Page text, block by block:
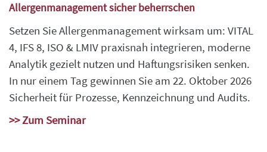
Allergenmanagement sicher beherrschen
Setzen Sie Allergenmanagement wirksam um: VITAL
4, IFS 8, ISO & LMIV praxisnah integrieren, moderne
Analytik gezielt nutzen und Haftungsrisiken senken.
In nur einem Tag gewinnen Sie am 22. Oktober 2026
Sicherheit für Prozesse, Kennzeichnung und Audits.
>> Zum Seminar